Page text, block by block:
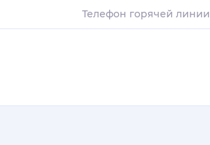
Телефон горячей линии